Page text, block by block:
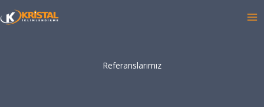
atla
Referanslarımız